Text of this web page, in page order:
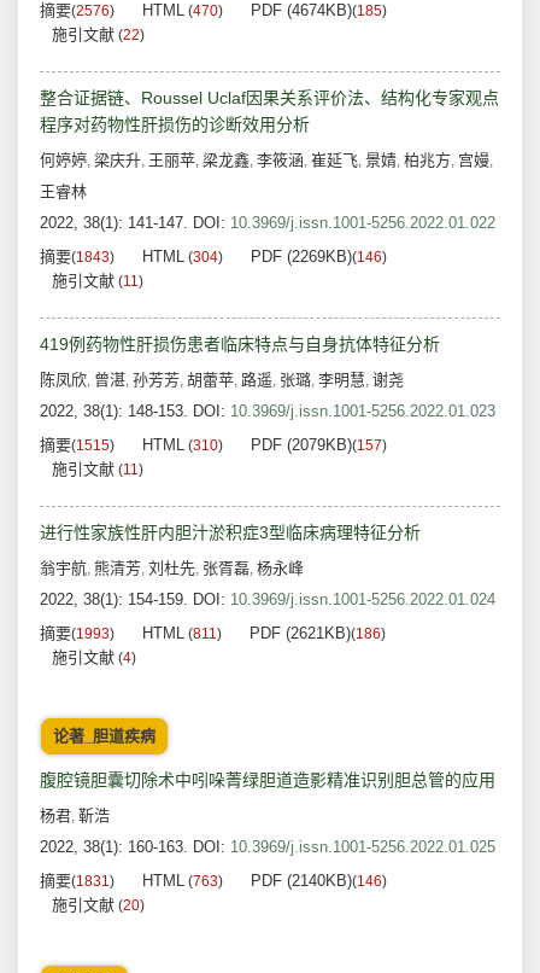
摘要(2576) HTML (470) PDF (4674KB)(185)
施引文献 (22)
整合证据链、Roussel Uclaf因果关系评价法、结构化专家观点
程序对药物性肝损伤的诊断效用分析
何婷婷, 梁庆升, 王丽苹, 梁龙鑫, 李筱涵, 崔延飞, 景婧, 柏兆方, 宫嫚,
王睿林
2022, 38(1): 141-147. DOI: 10.3969/j.issn.1001-5256.2022.01.022
摘要(1843) HTML (304) PDF (2269KB)(146)
施引文献 (11)
419例药物性肝损伤患者临床特点与自身抗体特征分析
陈凤欣, 曾湛, 孙芳芳, 胡蕾苹, 路遥, 张璐, 李明慧, 谢尧
2022, 38(1): 148-153. DOI: 10.3969/j.issn.1001-5256.2022.01.023
摘要(1515) HTML (310) PDF (2079KB)(157)
施引文献 (11)
进行性家族性肝内胆汁淤积症3型临床病理特征分析
翁宇航, 熊清芳, 刘杜先, 张胥磊, 杨永峰
2022, 38(1): 154-159. DOI: 10.3969/j.issn.1001-5256.2022.01.024
摘要(1993) HTML (811) PDF (2621KB)(186)
施引文献 (4)
论著_胆道疾病
腹腔镜胆囊切除术中吲哚菁绿胆道造影精准识别胆总管的应用
杨君, 靳浩
2022, 38(1): 160-163. DOI: 10.3969/j.issn.1001-5256.2022.01.025
摘要(1831) HTML (763) PDF (2140KB)(146)
施引文献 (20)